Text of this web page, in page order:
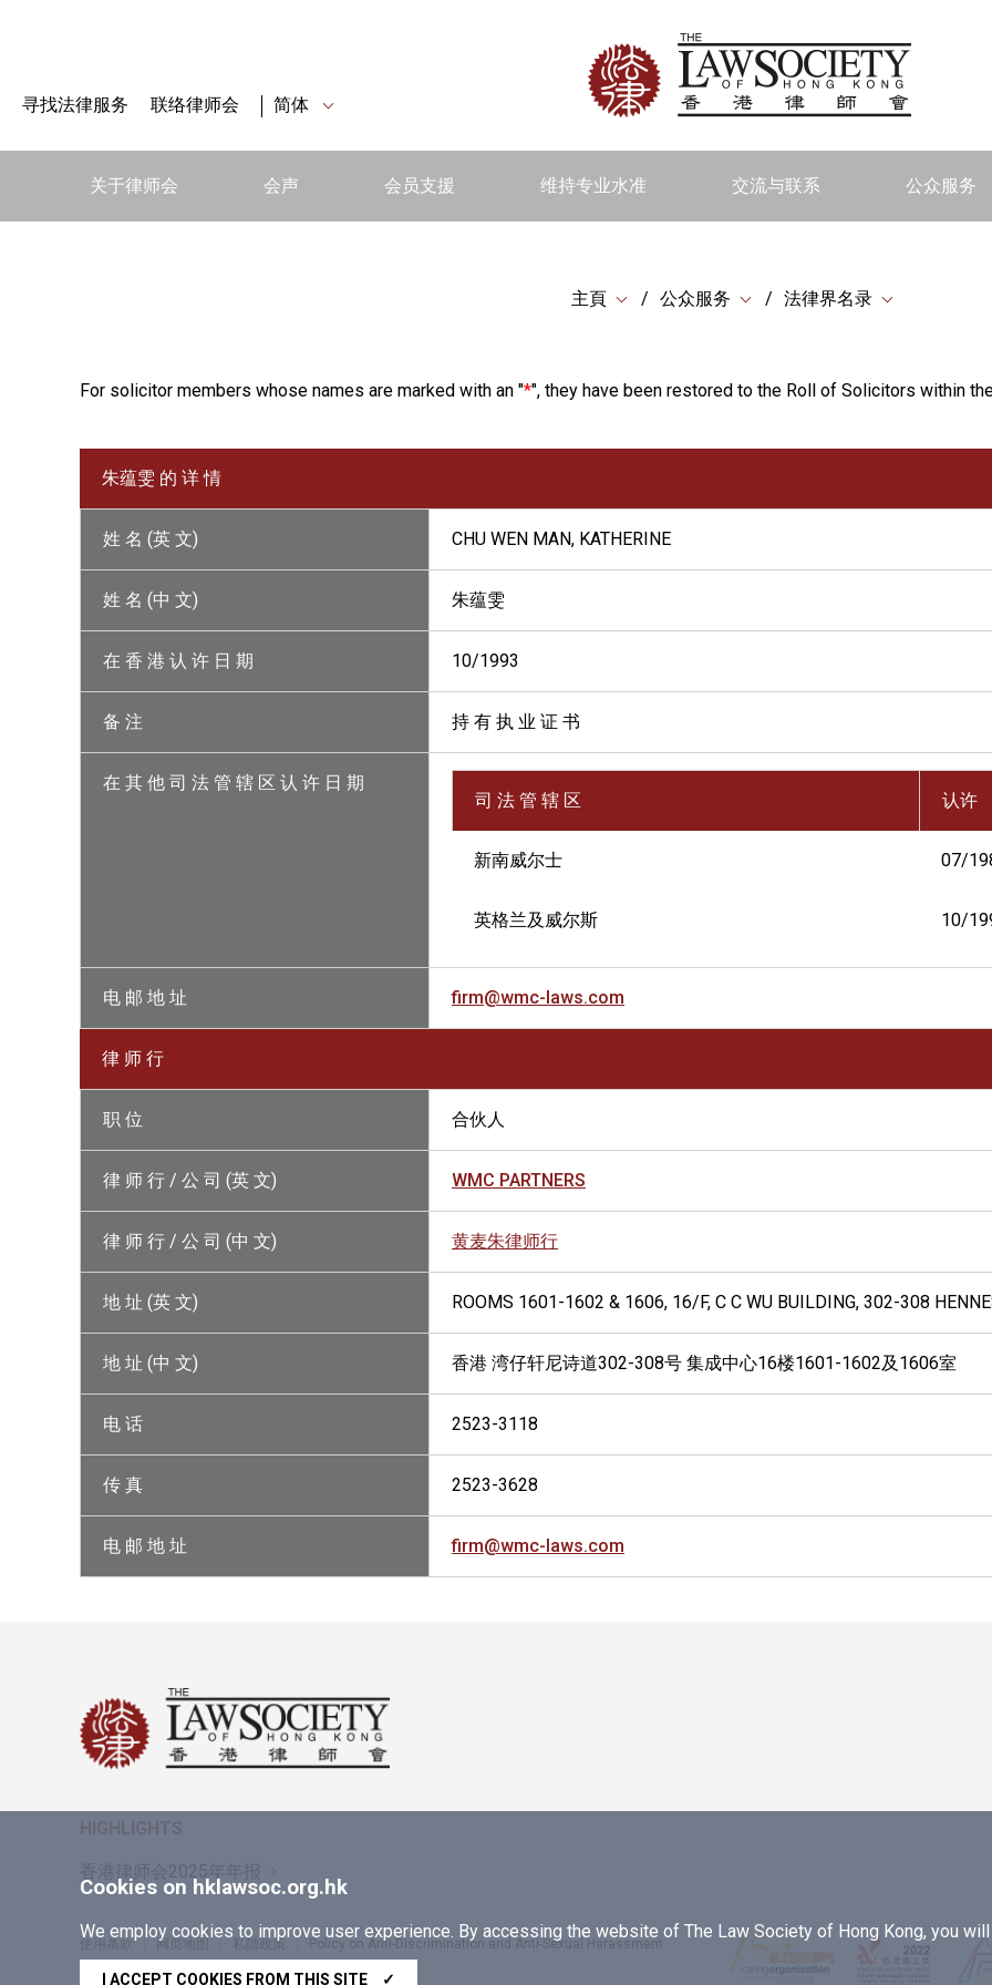
寻找法律服务 联络律师会 简体
关于律师会 会声 会员支援 维持专业水准 交流与联系 公众服务
主頁 公众服务 法律界名录
For solicitor members whose names are marked with an "*", they have been restored to the Roll of Solicitors within
朱蕴雯 的 详 情
姓 名 (英 文) CHU WEN MAN, KATHERINE
姓 名 (中 文) 朱蕴雯
在 香 港 认 许 日 期 10/1993
备 注 持 有 执 业 证 书
在 其 他 司 法 管 辖 区 认 许 日 期
司 法 管 辖 区
认许
新南威尔士 07/
英格兰及威尔斯 10/
电 邮 地 址 firm@wmc-laws.com
律 师 行
职 位 合伙人
律 师 行 / 公 司 (英 文) WMC PARTNERS
律 师 行 / 公 司 (中 文) 黄麦朱律师行
地 址 (英 文) ROOMS 1601-1602 & 1606, 16/F, C C WU BUILDING, 302-308
地 址 (中 文) 香港 湾仔轩尼诗道302-308号 集成中心16楼1601-1602及1606室
电 话 2523-3118
传 真 2523-3628
电 邮 地 址 firm@wmc-laws.com
Cookies on hklawsoc.org.hk
We employ cookies to improve user experience. By accessing the website of The Law Society of Hong Kong, you
I ACCEPT COOKIES FROM THIS SITE ✓
香港律师会2025年年报
网页地图 私隐政策
Policy on Anti-Discrimination and Anti-Sexual Harassment
Copyright © 2026 香港律师会版权所有，不得转载